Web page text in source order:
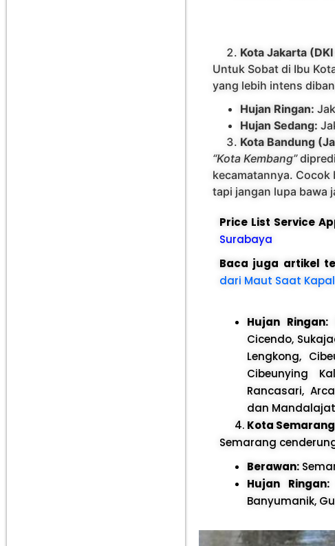
Kota Jakarta
Untuk Sobat di Ibu
yang lebih intens
Hujan Ringan:
Hujan Sedang:
Kota Bandung
“Kota Kembang”
kecamatannya.
tapi jangan lupa bawa
Price List Service
Surabaya
Baca juga artikel
dari Maut Saat
Hujan Ringan:
Cicendo,
Lengkong,
Cibeunying
Rancasari,
dan
Kota
Semarang
Berawan:
Hujan Ringan:
Banyumanik,